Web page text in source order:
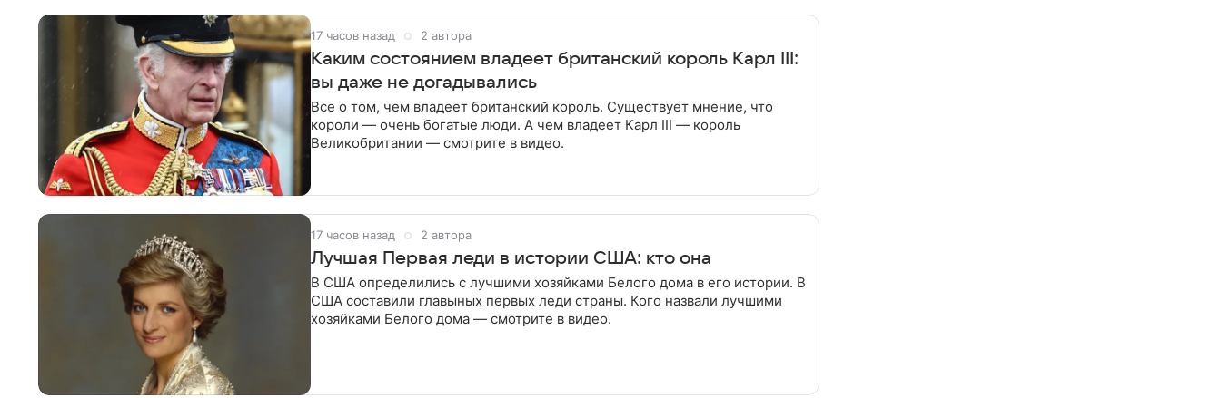
17 часов назад 2 автора
Каким состоянием владеет британский король Карл III:
вы даже не догадывались
Все о том, чем владеет британский король. Существует мнение, что
короли — очень богатые люди. А чем владеет Карл III — король
Великобритании — смотрите в видео.
17 часов назад 2 автора
Лучшая Первая леди в истории США: кто она
В США определились с лучшими хозяйками Белого дома в его истории. В
США составили главыных первых леди страны. Кого назвали лучшими
хозяйками Белого дома — смотрите в видео.